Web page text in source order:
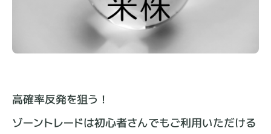
高確率反発を狙う！
ゾーントレードは初心者さんでもご利用いただける